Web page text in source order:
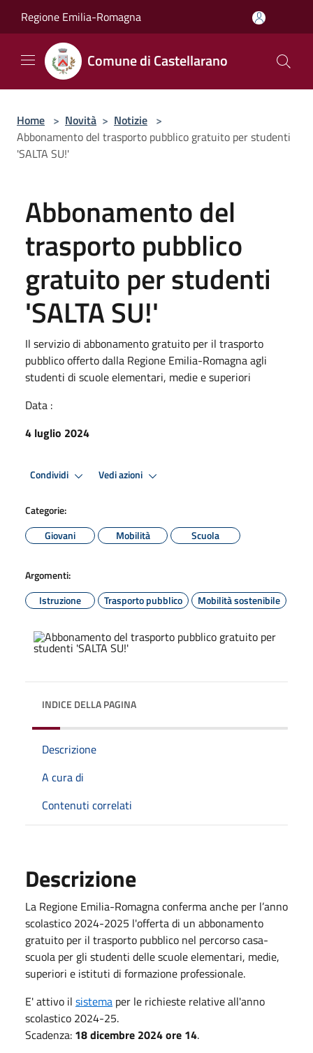
Regione Emilia-Romagna
Comune di Castellarano
Home > Novità > Notizie >
Abbonamento del trasporto pubblico gratuito per studenti
'SALTA SU!'
Abbonamento del
trasporto pubblico
gratuito per studenti
'SALTA SU!'
Il servizio di abbonamento gratuito per il trasporto
pubblico offerto dalla Regione Emilia-Romagna agli
studenti di scuole elementari, medie e superiori
Data :
4 luglio 2024
Condividi Vedi azioni
Categorie:
Giovani
Mobilità Scuola
Argomenti:
Istruzione
Trasporto pubblico Mobilità sostenibile
INDICE DELLA PAGINA
Descrizione
A cura di
Contenuti correlati
Descrizione
La Regione Emilia-Romagna conferma anche per l’anno
scolastico 2024-2025 l'offerta di un abbonamento
gratuito per il trasporto pubblico nel percorso casa-
scuola per gli studenti delle scuole elementari, medie,
superiori e istituti di formazione professionale.
E' attivo il sistema per le richieste relative all'anno
scolastico 2024-25.
Scadenza: 18 dicembre 2024 ore 14.